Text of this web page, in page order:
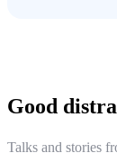
Good
Talks and stories